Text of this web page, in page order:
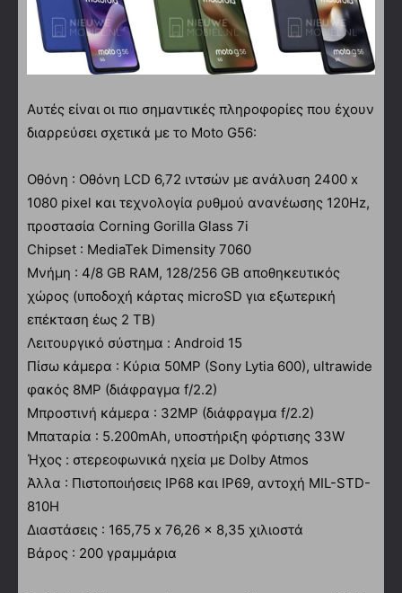
Aυτές είναι οι πιο σημαντικές πληροφορίες που έχουν
διαρρεύσει σχετικά με το Moto G56:
Οθόνη : Οθόνη LCD 6,72 ιντσών με ανάλυση 2400 x
1080 pixel και τεχνολογία ρυθμού ανανέωσης 120Hz,
προστασία Corning Gorilla Glass 7i
Chipset : MediaTek Dimensity 7060
Μνήμη : 4/8 GB RAM, 128/256 GB αποθηκευτικός
χώρος (υποδοχή κάρτας microSD για εξωτερική
επέκταση έως 2 TB)
Λειτουργικό σύστημα : Android 15
Πίσω κάμερα : Κύρια 50MP (Sony Lytia 600), ultrawide
φακός 8MP (διάφραγμα f/2.2)
Μπροστινή κάμερα : 32MP (διάφραγμα f/2.2)
Μπαταρία : 5.200mAh, υποστήριξη φόρτισης 33W
Ήχος : στερεοφωνικά ηχεία με Dolby Atmos
Άλλα : Πιστοποιήσεις IP68 και IP69, αντοχή MIL-STD-
810H
Διαστάσεις : 165,75 x 76,26 x 8,35 χιλιοστά
Βάρος : 200 γραμμάρια